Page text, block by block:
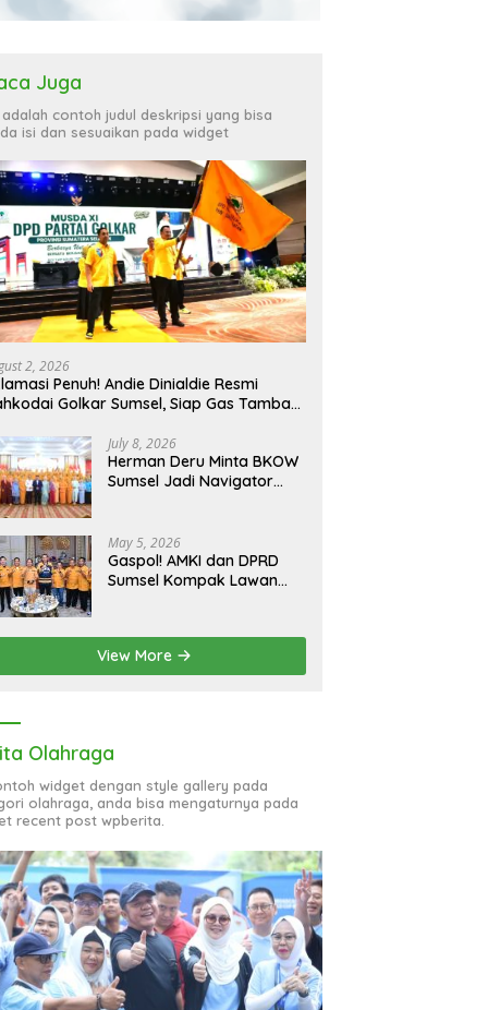
Juga
adalah contoh judul deskripsi yang bisa
isi dan sesuaikan pada widget
2, 2026
Penuh! Andie Dinialdie Resmi
Golkar Sumsel, Siap Gas Tambah
July 8, 2026
Herman Deru Minta BKOW
Sumsel Jadi Navigator
May 5, 2026
Gaspol! AMKI dan DPRD
Sumsel Kompak Lawan
View More
Olahraga
widget dengan style gallery pada
olahraga, anda bisa mengaturnya pada
recent post wpberita.